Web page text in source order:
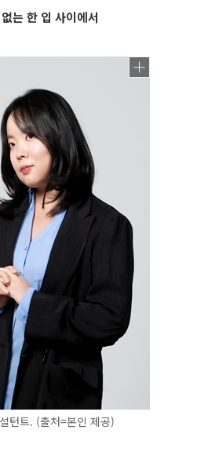
는 한 입 사이에서
턴트. (출처=본인 제공)